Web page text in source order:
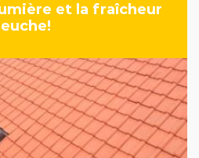
et la fraîcheur